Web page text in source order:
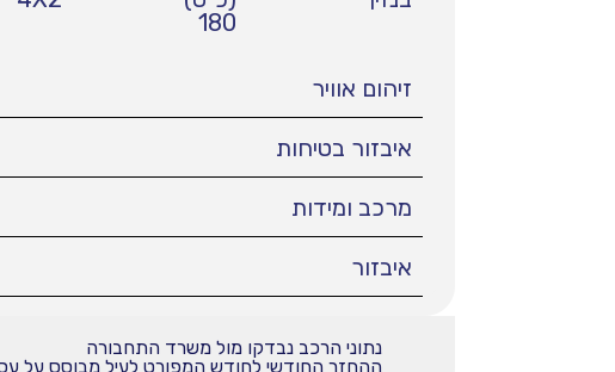
180
זיהום אוויר
איבזור בטיחות
מרכב ומידות
איבזור
נתוני הרכב נבדקו מול משרד התחבורה